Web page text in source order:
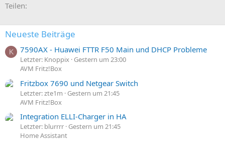
n
:
Teilen:
Neueste Beiträge
K 7590AX - Huawei FTTR F50 Main und DHCP Probleme
Letzter: Knoppix Gestern um 23:00
AVM Fritz!Box
Fritzbox 7690 und Netgear Switch
Letzter: zte1m
Gestern um 21:45
AVM Fritz!Box
Integration ELLI-Charger in HA
Letzter: blurrrr Gestern um 21:45
Home Assistant